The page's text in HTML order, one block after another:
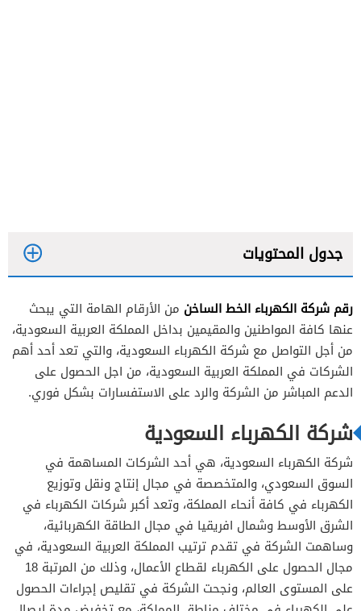
جدول المحتويات
رقم شركة الكهرباء الخط الساخن من الأرقام الهامة التي يبحث
عنها كافة المواطنين والمقيمين بداخل المملكة العربية السعودية،
من أجل التواصل مع شركة الكهرباء السعودية، والتي تعد أحد أهم
الشركات في المملكة العربية السعودية، من اجل الحصول على
الدعم المباشر من الشركة والرد على الاستفسارات بشكل فوري.
شركة الكهرباء السعودية
شركة الكهرباء السعودية، هي أحد الشركات المساهمة في
السوق السعودي، والمتخصصة في مجال إنتاج ونقل وتوزيع
الكهرباء في كافة أنحاء المملكة، وتعد أكبر شركات الكهرباء في
الشرق الأوسط وشمال افريقيا في مجال الطاقة الكهربائية،
وساهمت الشركة في تقدم ترتيب المملكة العربية السعودية، في
مجال الحصول على الكهرباء لقطاع الأعمال، وذلك من المرتبة 18
على المستوى العالم، ونجحت الشركة في تقليص إجراءات الحصول